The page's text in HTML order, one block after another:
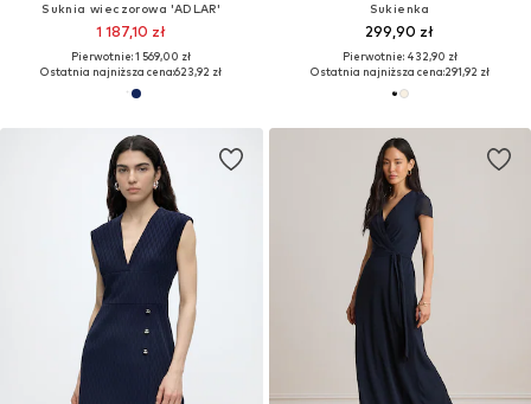
Suknia wieczorowa 'ADLAR'
1 187,10 zł
Pierwotnie: 1 569,00 zł
Ostatnia najniższa cena:623,92 zł
Sukienka
299,90 zł
Pierwotnie: 432,90 zł
Ostatnia najniższa cena:291,92 zł